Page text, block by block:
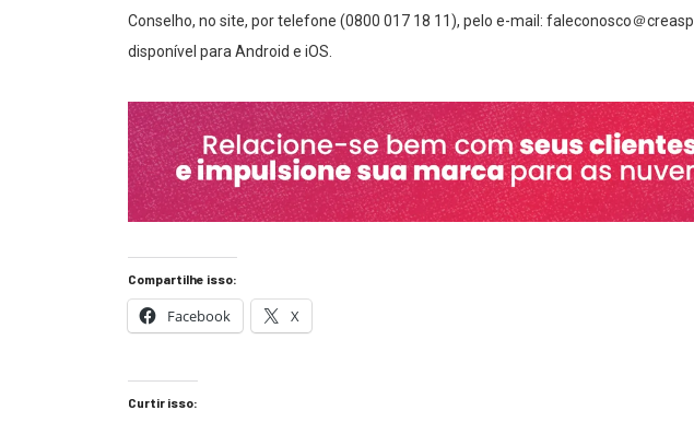
Conselho, no site, por telefone (0800 017 18 11), pelo e-mail: faleconosco＠creasp܂org܂br ou pelo aplicativo Crea-SP,
disponível para Android e iOS.
Compartilhe isso:
Facebook X
Curtir isso: